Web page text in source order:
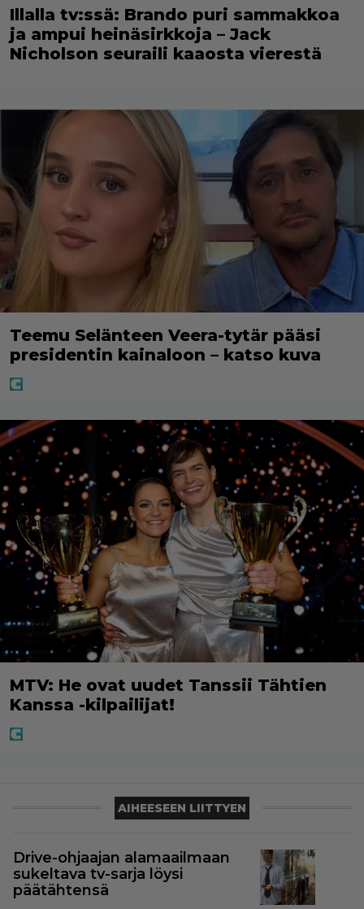
Illalla tv:ssä: Brando puri sammakkoa
ja ampui heinäsirkkoja – Jack
Nicholson seuraili kaaosta vierestä
Teemu Selänteen Veera-tytär pääsi
presidentin kainaloon – katso kuva
MTV: He ovat uudet Tanssii Tähtien
Kanssa -kilpailijat!
AIHEESEEN LIITTYEN
Drive-ohjaajan alamaailmaan
sukeltava tv-sarja löysi
päätähtensä